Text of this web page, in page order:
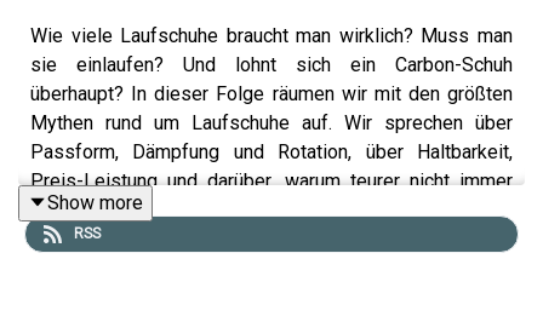
Wie viele Laufschuhe braucht man wirklich? Muss man
sie einlaufen? Und lohnt sich ein Carbon-Schuh
überhaupt? In dieser Folge räumen wir mit den größten
Mythen rund um Laufschuhe auf. Wir sprechen über
Passform, Dämpfung und Rotation, über Haltbarkeit,
Preis-Leistung und darüber, warum teurer nicht immer
besser ist. Außerdem erfährst du, wann sich ein Carbon-
Modell wirklich lohnt – und ab wann dein Lieblingsschuh
Show more
RSS